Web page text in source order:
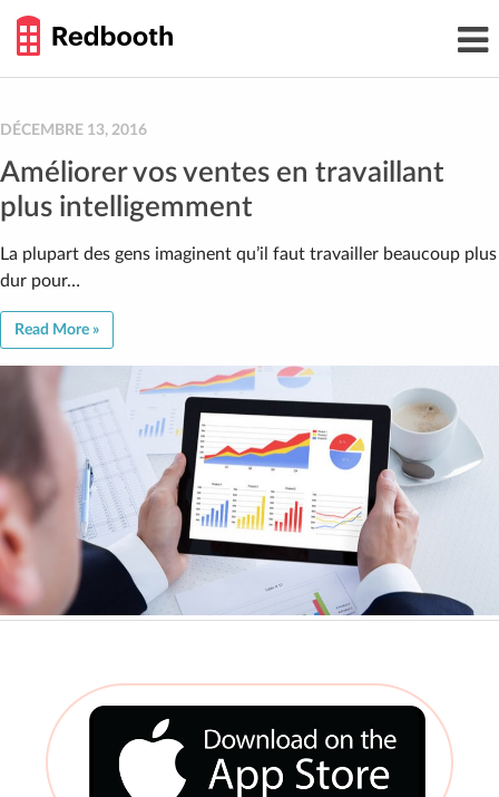
content
GUIDE
DÉCEMBRE 13, 2016
Améliorer vos ventes en travaillant
plus intelligemment
La plupart des gens imaginent qu’il faut travailler beaucoup plus
dur pour…
Read More »